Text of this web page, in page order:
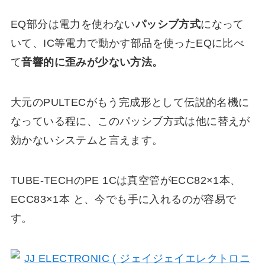
EQ部分は電力を使わないパッシブ方式になって
いて、IC等電力で動かす部品を使ったEQに比べ
て音響的に歪みが少ない方法。
大元のPULTECがもう完成形として伝説的名機に
なっている程に、このパッシブ方式は他に替えが
効かないシステムと言えます。
TUBE-TECHのPE 1Cは真空管がECC82×1本、
ECC83×1本 と、今でも手に入れるのが容易で
す。